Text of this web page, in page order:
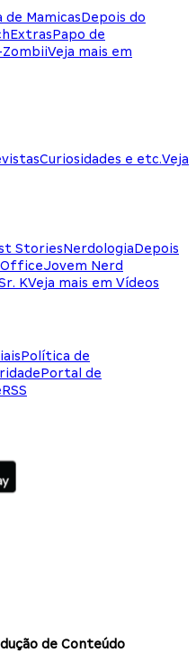
de MamicasDepois do
ExtrasPapo de
Veja mais em
Curiosidades e etc.Veja
StoriesNerdologiaDepois
Jovem Nerd
KVeja mais em Vídeos
Política de
Portal de
RSS
de Conteúdo